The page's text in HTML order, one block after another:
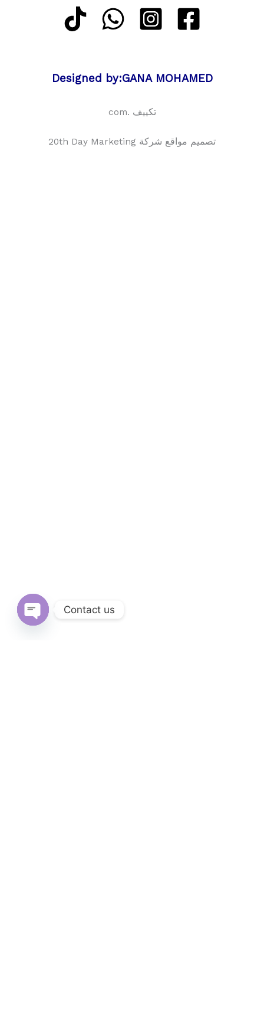
Designed by:GANA MOHAMED
تكييف .com
تصميم مواقع شركة 20th Day Marketing
Contact us
Open